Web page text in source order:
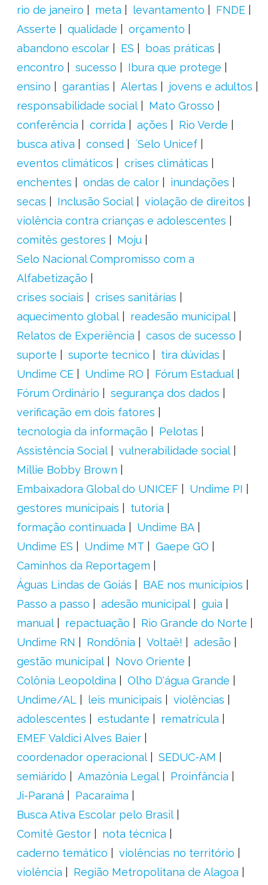
rio de janeiro
meta levantamento
FNDE
Asserte
qualidade
orçamento
abandono escolar
ES
boas práticas
encontro
sucesso
Ibura que protege
ensino
garantias Alertas
jovens e adultos
responsabilidade social
Mato Grosso
conferência
corrida ações
Rio Verde
busca ativa
consed
´Selo Unicef
eventos climáticos
crises climáticas
enchentes
ondas de calor
inundações
secas
Inclusão Social
violação de direitos
violência contra crianças e adolescentes
comitês gestores
Moju
Selo Nacional Compromisso com a
Alfabetização
crises sociais
crises sanitárias
aquecimento global
readesão municipal
Relatos de Experiência
casos de sucesso
suporte
suporte tecnico
tira dúvidas
Undime CE
Undime RO
Fórum Estadual
Fórum Ordinário
segurança dos dados
verificação em dois fatores
tecnologia da informação
Pelotas
Assistência Social
vulnerabilidade social
Millie Bobby Brown
Embaixadora Global do UNICEF
Undime PI
gestores municipais
tutoria
formação continuada
Undime BA
Undime ES
Undime MT
Gaepe GO
Caminhos da Reportagem
Águas Lindas de Goiás
BAE nos municípios
Passo a passo
adesão municipal
guia
manual
repactuação
Rio Grande do Norte
Undime RN
Rondônia Voltaê!
adesão
gestão municipal
Novo Oriente
Colônia Leopoldina
Olho D'água Grande
Undime/AL
leis municipais
violências
adolescentes
estudante
rematrícula
EMEF Valdici Alves Baier
coordenador operacional
SEDUC-AM
semiárido
Amazônia Legal
Proinfância
Ji-Paraná
Pacaraima
Busca Ativa Escolar pelo Brasil
Comitê Gestor
nota técnica
caderno temático
violências no território
violência
Região Metropolitana de Alagoa